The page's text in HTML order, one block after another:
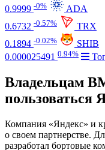
0.9999 -0%
ADA
0.6732 -0.57%
TRX
0.1894 -0.02%
SHIB
0.000025491 0.94%
Владельцам
пользоваться
Компания «Яндекс» и
о своем партнерстве.
разработал бортовые